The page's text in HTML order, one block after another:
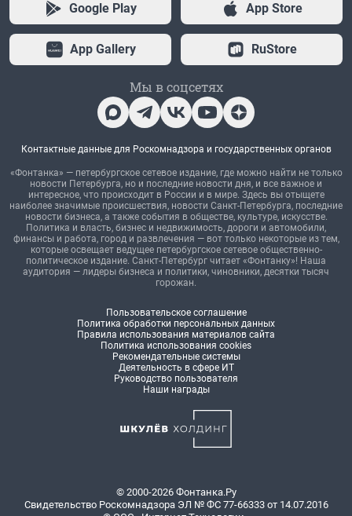
Google Play App Store
App Gallery RuStore
Мы в соцсетях
Контактные данные для Роскомнадзора и государственных органов
«Фонтанка» — петербургское сетевое издание, где можно найти не только
новости Петербурга, но и последние новости дня, и все важное и
интересное, что происходит в России и в мире. Здесь вы отыщете
наиболее значимые происшествия, новости Санкт-Петербурга, последние
новости бизнеса, а также события в обществе, культуре, искусстве.
Политика и власть, бизнес и недвижимость, дороги и автомобили,
финансы и работа, город и развлечения — вот только некоторые из тем,
которые освещает ведущее петербургское сетевое общественно-
политическое издание. Санкт-Петербург читает «Фонтанку»! Наша
аудитория — лидеры бизнеса и политики, чиновники, десятки тысяч
горожан.
Пользовательское соглашение
Политика обработки персональных данных
Правила использования материалов сайта
Политика использования cookies
Рекомендательные системы
Деятельность в сфере ИТ
Руководство пользователя
Наши награды
© 2000-2026 Фонтанка.Ру
Свидетельство Роскомнадзора ЭЛ № ФС 77-66333 от 14.07.2016